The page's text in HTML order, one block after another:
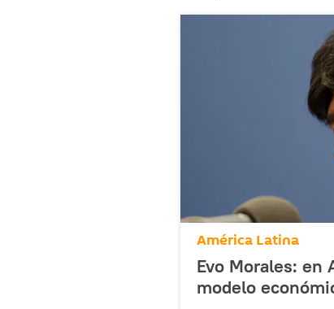
América Latina
Evo Morales:
modelo